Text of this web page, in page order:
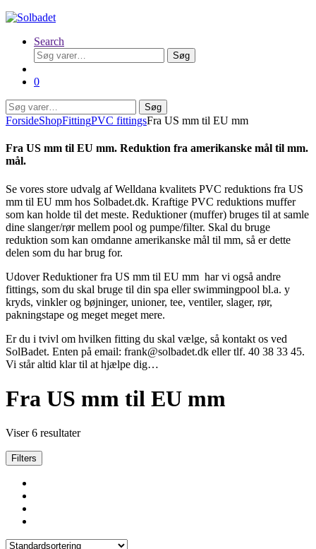
Search
Søg
efter:
Søg
0
Søg
efter:
Søg
ForsideShopFittingPVC fittingsFra US mm til EU mm
Fra US mm til EU mm. Reduktion fra amerikanske mål til mm.
mål.
Se vores store udvalg af Welldana kvalitets PVC reduktions fra US
mm til EU mm hos Solbadet.dk. Kraftige PVC reduktions muffer
som kan holde til det meste. Reduktioner (muffer) bruges til at samle
dine slanger/rør mellem pool og pumpe/filter. Skal du bruge
reduktion som kan omdanne amerikanske mål til mm, så er dette
delen som du har brug for.
Udover Reduktioner fra US mm til EU mm har vi også andre
fittings, som du skal bruge til din spa eller swimmingpool bl.a. y
kryds, vinkler og bøjninger, unioner, tee, ventiler, slager, rør,
pakningstape og meget meget mere.
Er du i tvivl om hvilken fitting du skal vælge, så kontakt os ved
SolBadet. Enten på email: frank@solbadet.dk eller tlf. 40 38 33 45.
Vi står altid klar til at hjælpe dig…
Fra US mm til EU mm
Viser 6 resultater
Filters